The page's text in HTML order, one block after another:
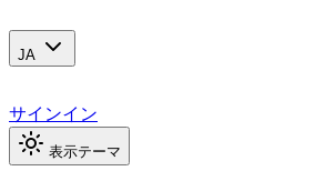
JA
サインイン
表示テーマ